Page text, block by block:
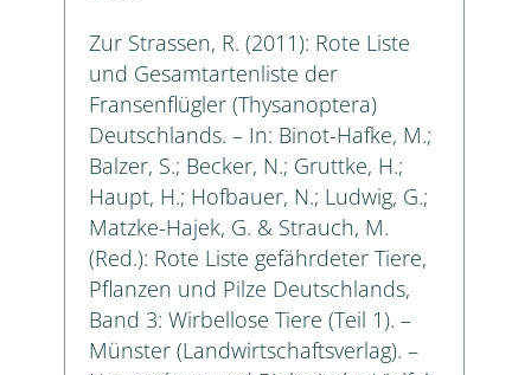
Zur Strassen, R. (2011): Rote Liste
und Gesamtartenliste der
Fransenflügler (Thysanoptera)
Deutschlands. – In: Binot-Hafke, M.;
Balzer, S.; Becker, N.; Gruttke, H.;
Haupt, H.; Hofbauer, N.; Ludwig, G.;
Matzke-Hajek, G. & Strauch, M.
(Red.): Rote Liste gefährdeter Tiere,
Pflanzen und Pilze Deutschlands,
Band 3: Wirbellose Tiere (Teil 1). –
Münster (Landwirtschaftsverlag). –